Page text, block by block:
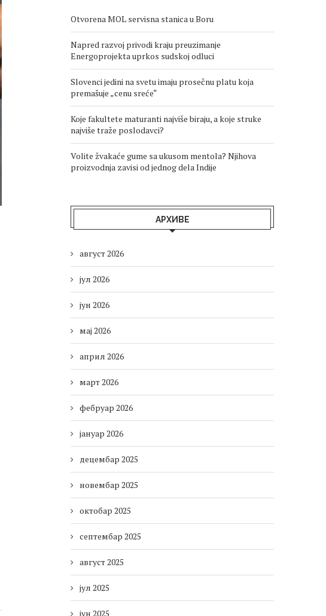
Otvorena MOL servisna stanica u Boru
Napred razvoj privodi kraju preuzimanje
Energoprojekta uprkos sudskoj odluci
Slovenci jedini na svetu imaju prosečnu platu koja
premašuje „cenu sreće“
Koje fakultete maturanti najviše biraju, a koje struke
najviše traže poslodavci?
Volite žvakaće gume sa ukusom mentola? Njihova
proizvodnja zavisi od jednog dela Indije
АРХИВЕ
август 2026
јул 2026
јун 2026
мај 2026
април 2026
март 2026
фебруар 2026
јануар 2026
децембар 2025
новембар 2025
октобар 2025
септембар 2025
август 2025
јул 2025
јун 2025